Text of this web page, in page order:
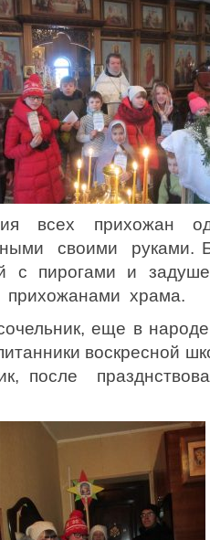
всех прихожан
своими руками.
с пирогами и
прихожанами храма.
еще в
воскресной
после